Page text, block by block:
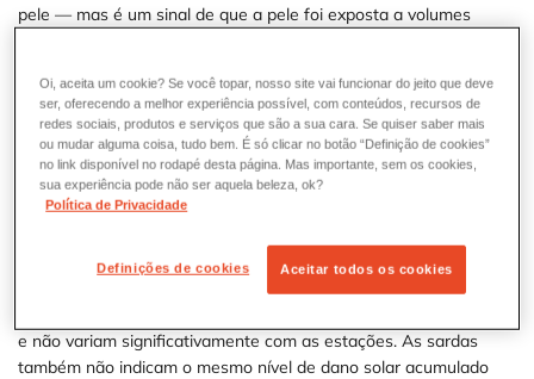
pele — mas é um sinal de que a pele foi exposta a volumes
monitoramento dermatológico regular a partir do surgimento das
primeiras manchas.
Manchas solares e sardas: uma distinção útil
Uma confusão frequente é entre manchas solares e sardas
influência genética, mais comuns em peles claras, que costumam
aparecer ou se intensificar no verão e ficam mais apagadas no
e não variam significativamente com as estações. As sardas
também não indicam o mesmo nível de dano solar acumulado
Oi, aceita um cookie? Se você topar, nosso site vai funcionar do jeito que deve
ser, oferecendo a melhor experiência possível, com conteúdos, recursos de
redes sociais, produtos e serviços que são a sua cara. Se quiser saber mais
ou mudar alguma coisa, tudo bem. É só clicar no botão “Definição de cookies”
no link disponível no rodapé desta página. Mas importante, sem os cookies,
sua experiência pode não ser aquela beleza, ok?
Política de Privacidade
Definições de cookies Aceitar todos os cookies